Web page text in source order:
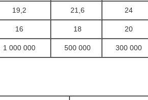
19,2 21,6 24
16 18 20
1 000 000 500 000 300 000